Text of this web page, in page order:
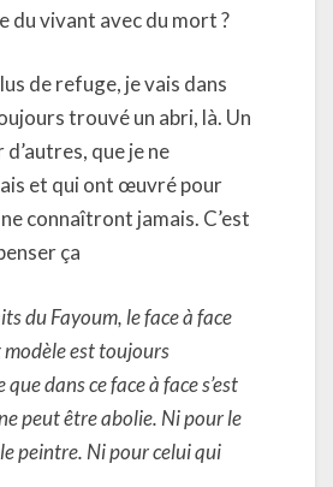
du vivant avec du mort ?
de refuge, je vais dans
trouvé un abri, là. Un
que je ne
et qui ont œuvré pour
ne connaîtront jamais. C’est
ça
du Fayoum, le face à face
est toujours
dans ce face à face s’est
peut être abolie. Ni pour le
peintre. Ni pour celui qui